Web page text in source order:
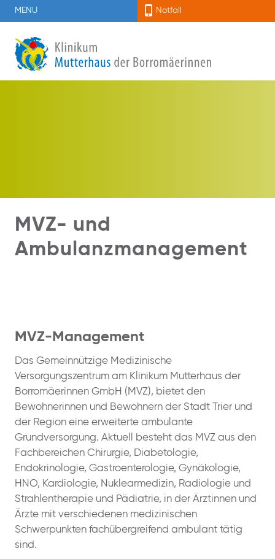
MENU Notfall
MVZ- und
Ambulanzmanagement
MVZ-Management
Das Gemeinnützige Medizinische
Versorgungszentrum am Klinikum Mutterhaus der
Borromäerinnen GmbH (MVZ), bietet den
Bewohnerinnen und Bewohnern der Stadt Trier und
der Region eine erweiterte ambulante
Grundversorgung. Aktuell besteht das MVZ aus den
Fachbereichen Chirurgie, Diabetologie,
Endokrinologie, Gastroenterologie, Gynäkologie,
HNO, Kardiologie, Nuklearmedizin, Radiologie und
Strahlentherapie und Pädiatrie, in der Ärztinnen und
Ärzte mit verschiedenen medizinischen
Schwerpunkten fachübergreifend ambulant tätig
sind.